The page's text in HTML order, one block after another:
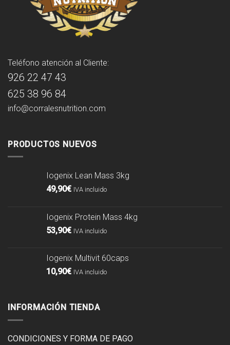
Teléfono atención al Cliente:
926 22 47 43
625 38 96 84
info@corralesnutrition.com
PRODUCTOS NUEVOS
Iogenix Lean Mass 3kg
49,90€ IVA incluido
Iogenix Protein Mass 4kg
53,90€ IVA incluido
Iogenix Multivit 60caps
10,90€ IVA incluido
INFORMACIÓN TIENDA
CONDICIONES Y FORMA DE PAGO